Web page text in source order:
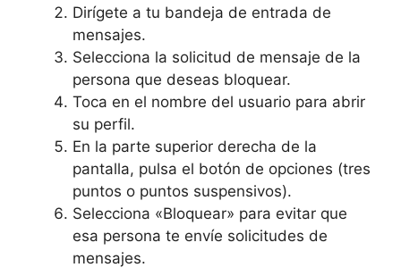
Dirígete a tu bandeja de entrada de
mensajes.
Selecciona la solicitud de mensaje de la
persona⁣ que deseas bloquear.
Toca en el nombre del usuario para abrir
su perfil.
En la parte ‌superior derecha de la
pantalla, pulsa el botón de opciones (tres
puntos o puntos suspensivos).
Selecciona «Bloquear» para evitar que
esa persona te envíe solicitudes de
mensajes.